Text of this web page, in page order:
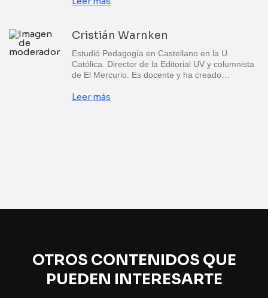
Cristián Warnken
Estudió Pedagogía en Castellano en la U.
Católica. Director de la Editorial UV y columnista
de El Mercurio. Es docente y ha creado…
Leer más
OTROS CONTENIDOS QUE
PUEDEN INTERESARTE